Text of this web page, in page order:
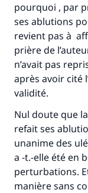
pourquoi , par
ses ablutions
revient pas à
prière de
n’avait pas
après avoir cité
validité.
Nul doute que
refait ses
unanime des
a -t.-elle été en
perturbations.
manière sans